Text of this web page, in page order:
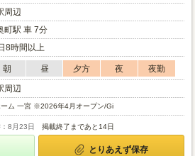
周辺
町駅 車 7分
8時間以上
朝 昼 夕方 夜
夜勤
周辺
ーム 一宮 ※2026年4月オープン/Gi
8月23日 掲載終了まであと14日
とりあえず保存